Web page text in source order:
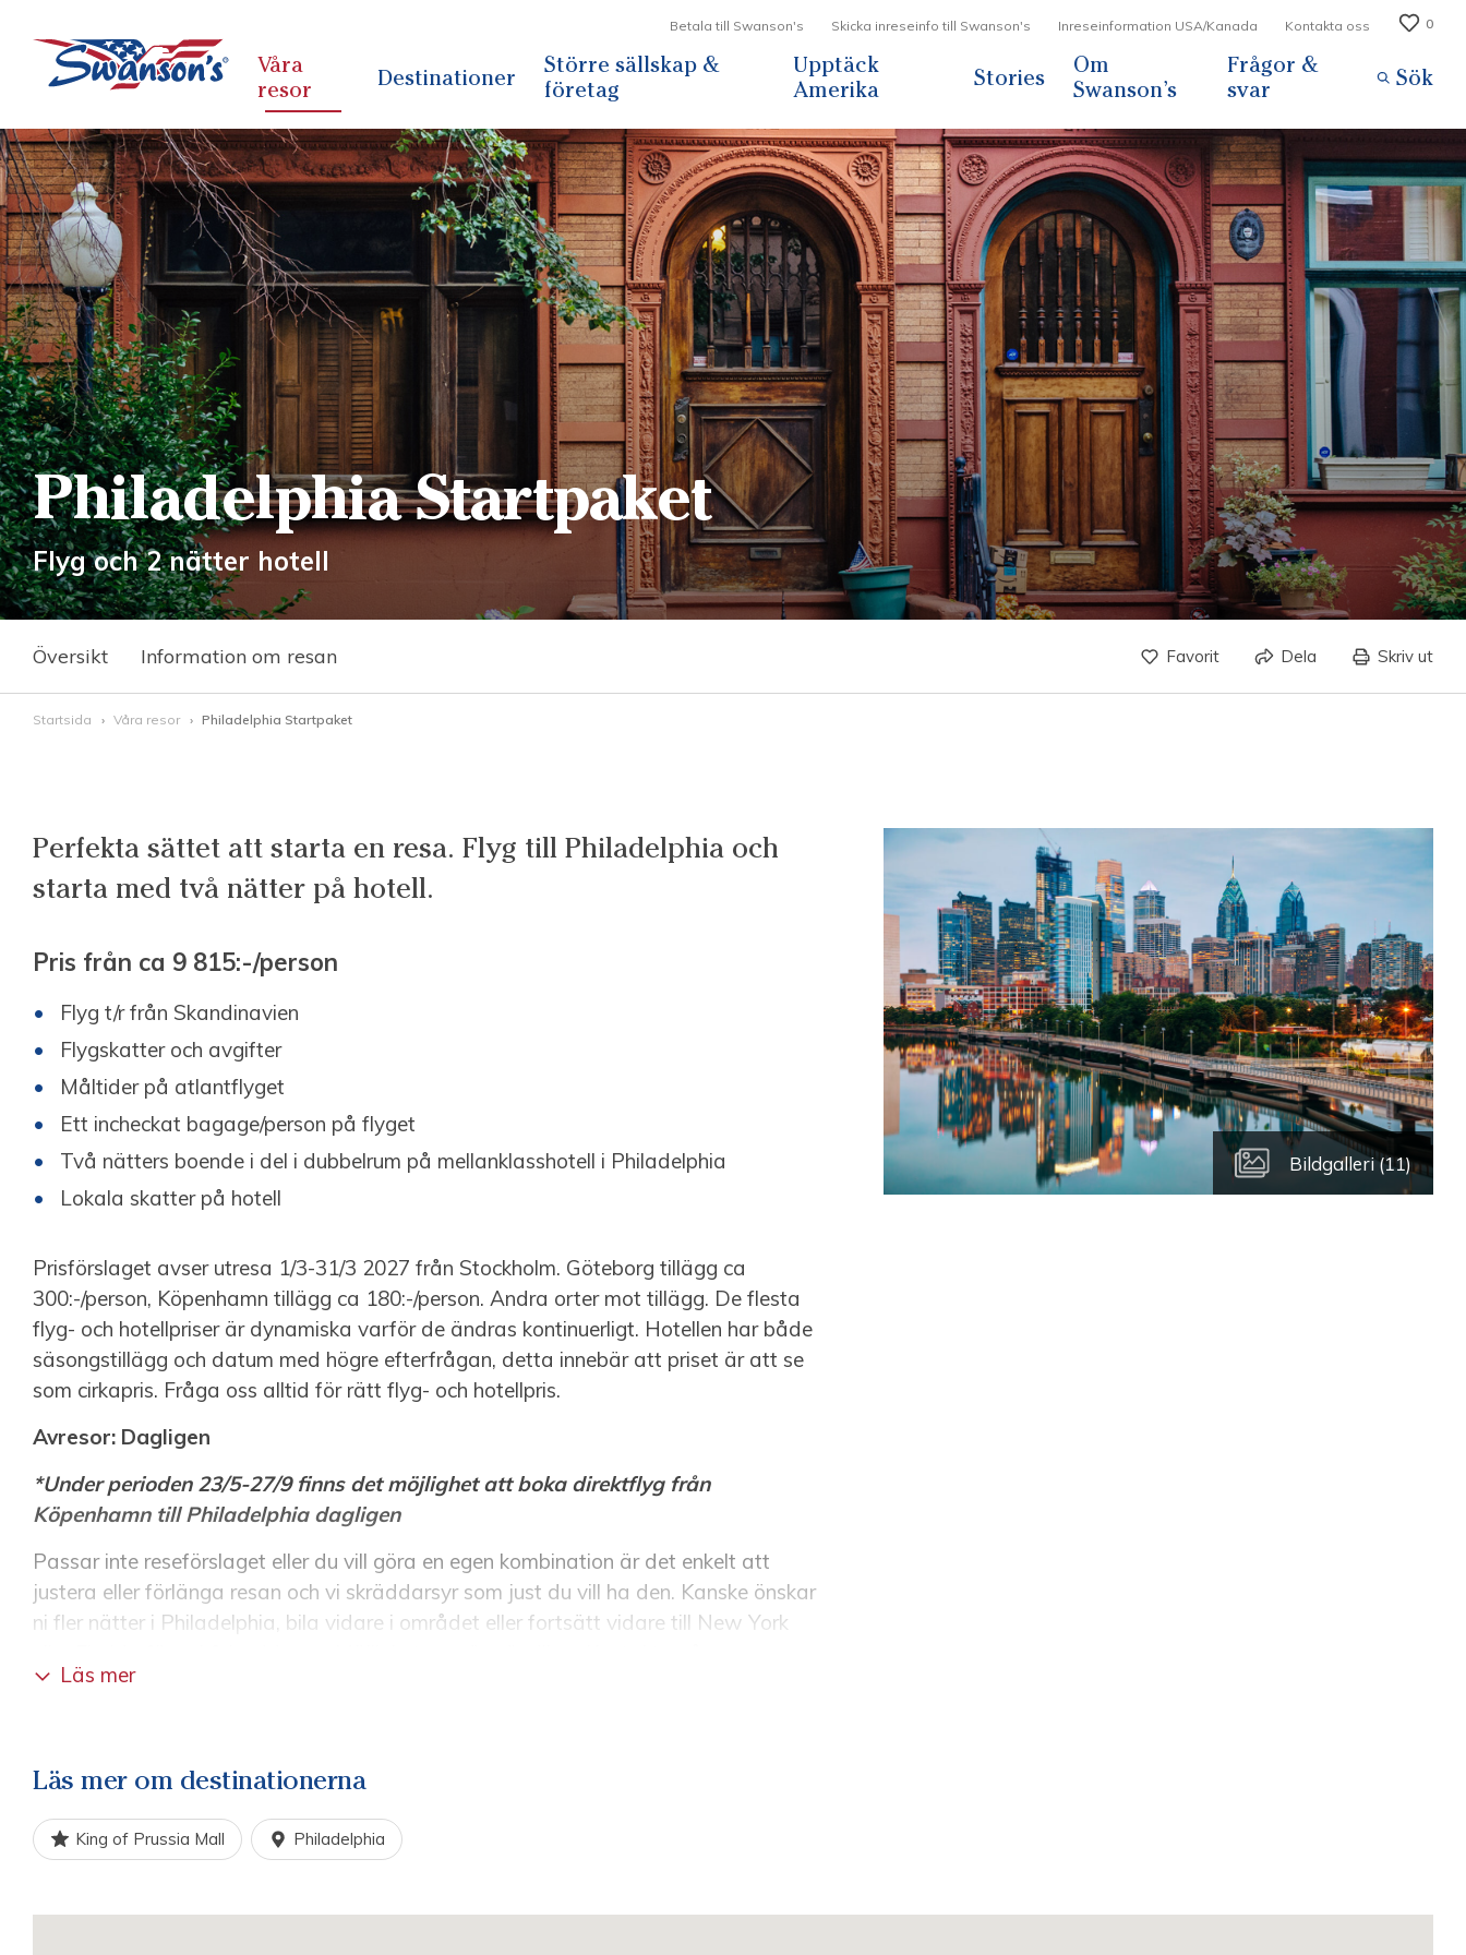
Betala till Swanson's Skicka inreseinfo till Swanson's Inreseinformation USA/Kanada Kontakta oss 0
Våra
resor
Destinationer
Större sällskap &
företag
Upptäck
Amerika
Stories
Om
Swanson’s
Frågor &
svar
Sök
Philadelphia Startpaket
Flyg och 2 nätter hotell
Översikt Information om resan Favorit Dela Skriv ut
Startsida Våra resor Philadelphia Startpaket
Perfekta sättet att starta en resa. Flyg till Philadelphia och
starta med två nätter på hotell.
Pris från ca 9 815:-/person
Flyg t/r från Skandinavien
Flygskatter och avgifter
Måltider på atlantflyget
Ett incheckat bagage/person på flyget
Två nätters boende i del i dubbelrum på mellanklasshotell i Philadelphia
Lokala skatter på hotell
Prisförslaget avser utresa 1/3-31/3 2027 från Stockholm. Göteborg tillägg ca
300:-/person, Köpenhamn tillägg ca 180:-/person. Andra orter mot tillägg. De flesta
flyg- och hotellpriser är dynamiska varför de ändras kontinuerligt. Hotellen har både
säsongstillägg och datum med högre efterfrågan, detta innebär att priset är att se
som cirkapris. Fråga oss alltid för rätt flyg- och hotellpris.
Avresor: Dagligen
*Under perioden 23/5-27/9 finns det möjlighet att boka direktflyg från
Köpenhamn till Philadelphia dagligen
Passar inte reseförslaget eller du vill göra en egen kombination är det enkelt att
justera eller förlänga resan och vi skräddarsyr som just du vill ha den. Kanske önskar
ni fler nätter i Philadelphia, bila vidare i området eller fortsätt vidare till New York
reseproffs för prisuppgift och reseförslag.
The Countryside of Philadelphia:
Fortsätt uppleva Philadelphia området med hyrbil!
Läs mer
Läs mer om destinationerna
King of Prussia Mall Philadelphia
Bildgalleri (11)